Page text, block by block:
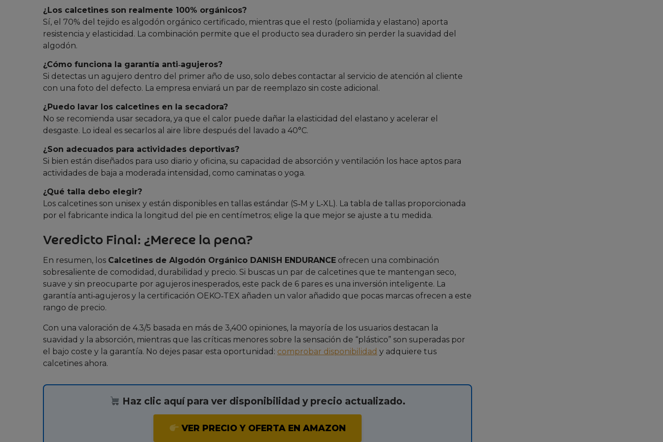
¿Los calcetines son realmente 100% orgánicos?
Sí, el 70% del tejido es algodón orgánico certificado, mientras que el resto (poliamida y elastano) aporta
resistencia y elasticidad. La combinación permite que el producto sea duradero sin perder la suavidad del
algodón.
¿Cómo funciona la garantía anti‑agujeros?
Si detectas un agujero dentro del primer año de uso, solo debes contactar al servicio de atención al cliente
con una foto del defecto. La empresa enviará un par de reemplazo sin coste adicional.
¿Puedo lavar los calcetines en la secadora?
No se recomienda usar secadora, ya que el calor puede dañar la elasticidad del elastano y acelerar el
desgaste. Lo ideal es secarlos al aire libre después del lavado a 40°C.
¿Son adecuados para actividades deportivas?
Si bien están diseñados para uso diario y oficina, su capacidad de absorción y ventilación los hace aptos para
actividades de baja a moderada intensidad, como caminatas o yoga.
¿Qué talla debo elegir?
Los calcetines son unisex y están disponibles en tallas estándar (S‑M y L‑XL). La tabla de tallas proporcionada
por el fabricante indica la longitud del pie en centímetros; elige la que mejor se ajuste a tu medida.
Veredicto Final: ¿Merece la pena?
En resumen, los Calcetines de Algodón Orgánico DANISH ENDURANCE ofrecen una combinación
sobresaliente de comodidad, durabilidad y precio. Si buscas un par de calcetines que te mantengan seco,
suave y sin preocuparte por agujeros inesperados, este pack de 6 pares es una inversión inteligente. La
garantía anti‑agujeros y la certificación OEKO‑TEX añaden un valor añadido que pocas marcas ofrecen a este
rango de precio.
Con una valoración de 4.3/5 basada en más de 3,400 opiniones, la mayoría de los usuarios destacan la
suavidad y la absorción, mientras que las críticas menores sobre la sensación de “plástico” son superadas por
el bajo coste y la garantía. No dejes pasar esta oportunidad: comprobar disponibilidad y adquiere tus
calcetines ahora.
Haz clic aquí para ver disponibilidad y precio actualizado.
VER PRECIO Y OFERTA EN AMAZON